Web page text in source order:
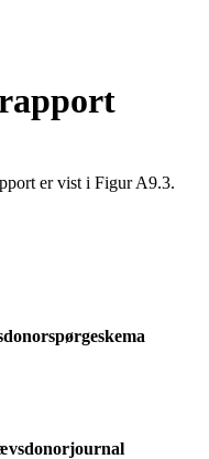
er vist i Figur A9.3.